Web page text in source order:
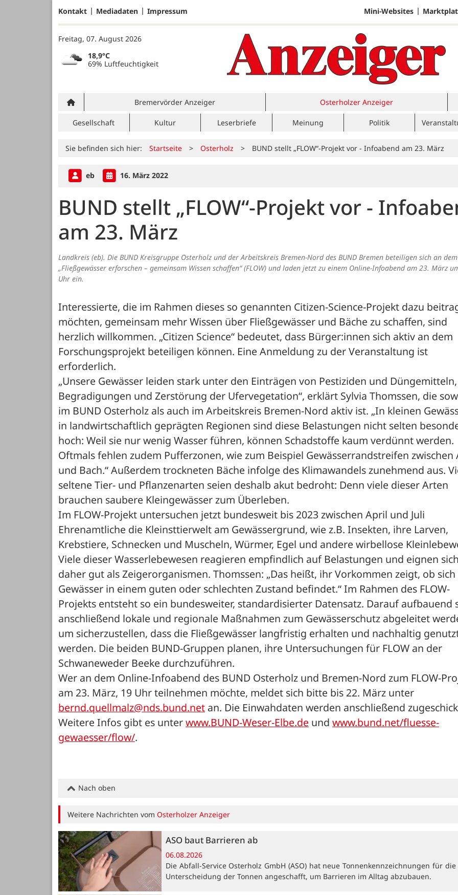
Kontakt Mediadaten Impressum Mini-Websites
Freitag, 07. August 2026
18,9°C
69% Luftfeuchtigkeit
Bremervörder Anzeiger Osterholzer Anzeiger
Gesellschaft Kultur Leserbriefe Meinung Politik
Sie befinden sich hier: Startseite > Osterholz > BUND stellt „FLOW“-Projekt vor - Infoabend am 23. März
eb 16. März 2022
BUND stellt „FLOW“-Projekt vor -
am 23. März
Landkreis (eb). Die BUND Kreisgruppe Osterholz und der Arbeitskreis Bremen-Nord des BUND Bremen beteiligen sich an
„Fließgewässer erforschen – gemeinsam Wissen schaffen“ (FLOW) und laden jetzt zu einem Online-Infoabend am 23. März
Uhr ein.
Interessierte, die im Rahmen dieses so genannten Citizen-Science-Projekt dazu
möchten, gemeinsam mehr Wissen über Fließgewässer und Bäche zu schaffen, sind
herzlich willkommen. „Citizen Science“ bedeutet, dass Bürger:innen sich aktiv an dem
Forschungsprojekt beteiligen können. Eine Anmeldung zu der Veranstaltung ist
erforderlich.
„Unsere Gewässer leiden stark unter den Einträgen von Pestiziden und Düngemitteln,
Begradigungen und Zerstörung der Ufervegetation“, erklärt Sylvia Thomssen, die
im BUND Osterholz als auch im Arbeitskreis Bremen-Nord aktiv ist. „In kleinen
in landwirtschaftlich geprägten Regionen sind diese Belastungen nicht selten
hoch: Weil sie nur wenig Wasser führen, können Schadstoffe kaum verdünnt werden.
Oftmals fehlen zudem Pufferzonen, wie zum Beispiel Gewässerrandstreifen zwischen
und Bach.“ Außerdem trockneten Bäche infolge des Klimawandels zunehmend aus.
seltene Tier- und Pflanzenarten seien deshalb akut bedroht: Denn viele dieser Arten
brauchen saubere Kleingewässer zum Überleben.
Im FLOW-Projekt untersuchen jetzt bundesweit bis 2023 zwischen April und Juli
Ehrenamtliche die Kleinsttierwelt am Gewässergrund, wie z.B. Insekten, ihre Larven,
Krebstiere, Schnecken und Muscheln, Würmer, Egel und andere wirbellose
Viele dieser Wasserlebewesen reagieren empfindlich auf Belastungen und eignen sich
daher gut als Zeigerorganismen. Thomssen: „Das heißt, ihr Vorkommen zeigt, ob sich
Gewässer in einem guten oder schlechten Zustand befindet.“ Im Rahmen des FLOW-
Projekts entsteht so ein bundesweiter, standardisierter Datensatz. Darauf aufbauend
anschließend lokale und regionale Maßnahmen zum Gewässerschutz abgeleitet
um sicherzustellen, dass die Fließgewässer langfristig erhalten und nachhaltig
werden. Die beiden BUND-Gruppen planen, ihre Untersuchungen für FLOW an der
Schwaneweder Beeke durchzuführen.
Wer an dem Online-Infoabend des BUND Osterholz und Bremen-Nord zum FLOW-
bernd.quellmalz@nds.bund.net an. Die Einwahdaten werden anschließend
Weitere Infos gibt es unter www.BUND-Weser-Elbe.de und www.bund.net/fluesse-
gewaesser/flow/.
Nach oben
Weitere Nachrichten vomOsterholzer Anzeiger
ASO baut Barrieren ab
06.08.2026
Die Abfall-Service Osterholz GmbH (ASO) hat neue Tonnenkennzeichnungen für
Unterscheidung der Tonnen angeschafft, um Barrieren im Alltag abzubauen.